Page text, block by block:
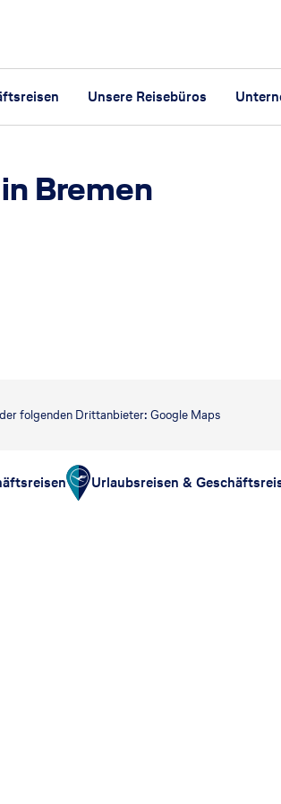
Unsere Reisebüros
Bremen
folgenden Drittanbieter: Google Maps
Urlaubsreisen &